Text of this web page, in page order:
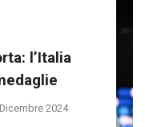
l’Italia
2024